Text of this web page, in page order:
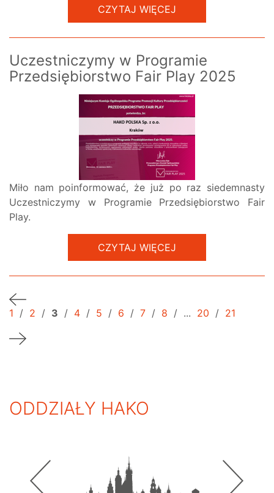
CZYTAJ WIĘCEJ
Uczestniczymy w Programie
Przedsiębiorstwo Fair Play 2025
Miło nam poinformować, że już po raz siedemnasty
Uczestniczymy w Programie Przedsiębiorstwo Fair
Play.
CZYTAJ WIĘCEJ
1 / 2 / 3 / 4 / 5 / 6 / 7 / 8 / ... 20 / 21
ODDZIAŁY HAKO